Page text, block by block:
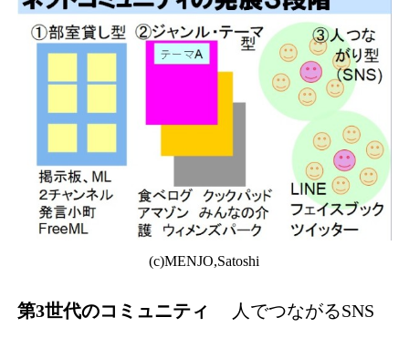
(c)MENJO,Satoshi
第3世代のコミュニティ 人でつながるSNS